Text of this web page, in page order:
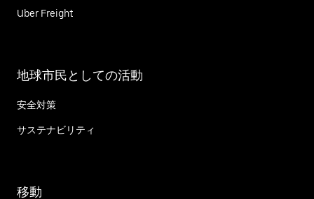
Uber Freight
地球市民としての活動
安全対策
サステナビリティ
移動